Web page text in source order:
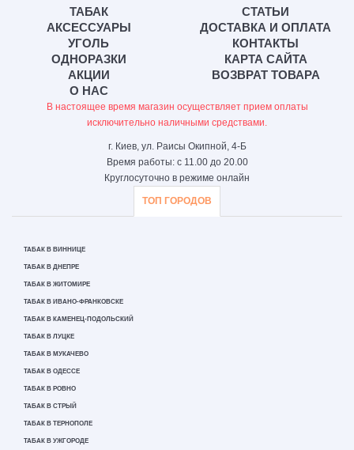
ТАБАК
АКСЕССУАРЫ
УГОЛЬ
ОДНОРАЗКИ
АКЦИИ
О НАС
СТАТЬИ
ДОСТАВКА И ОПЛАТА
КОНТАКТЫ
КАРТА САЙТА
ВОЗВРАТ ТОВАРА
В настоящее время магазин осуществляет прием оплаты
исключительно наличными средствами.
г. Киев, ул. Раисы Окипной, 4-Б
Время работы: с 11.00 до 20.00
Круглосуточно в режиме онлайн
ТОП ГОРОДОВ
ТАБАК В ВИННИЦЕ
ТАБАК В ДНЕПРЕ
ТАБАК В ЖИТОМИРЕ
ТАБАК В ИВАНО-ФРАНКОВСКЕ
ТАБАК В КАМЕНЕЦ-ПОДОЛЬСКИЙ
ТАБАК В ЛУЦКЕ
ТАБАК В МУКАЧЕВО
ТАБАК В ОДЕССЕ
ТАБАК В РОВНО
ТАБАК В СТРЫЙ
ТАБАК В ТЕРНОПОЛЕ
ТАБАК В УЖГОРОДЕ